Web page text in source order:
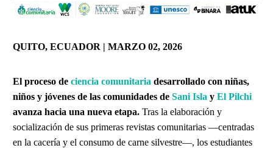
QUITO, ECUADOR | MARZO 02, 2026
El proceso de ciencia comunitaria desarrollado con niñas,
niños y jóvenes de las comunidades de Sani Isla y El Pilchi
avanza hacia una nueva etapa. Tras la elaboración y
socialización de sus primeras revistas comunitarias —centradas
en la cacería y el consumo de carne silvestre—, los estudiantes